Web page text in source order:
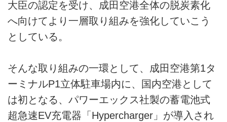
大臣の認定を受け、成田空港全体の脱炭素化
へ向けてより一層取り組みを強化していこう
としている。
そんな取り組みの一環として、成田空港第1タ
ーミナルP1立体駐車場内に、国内空港として
は初となる、パワーエックス社製の蓄電池式
超急速EV充電器「Hypercharger」が導入され